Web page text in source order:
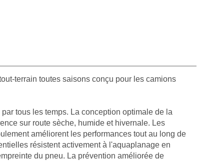
terrain toutes saisons conçu pour les camions
tous les temps. La conception optimale de la
sur route sèche, humide et hivernale. Les
améliorent les performances tout au long de
résistent activement à l'aquaplanage en
du pneu. La prévention améliorée de